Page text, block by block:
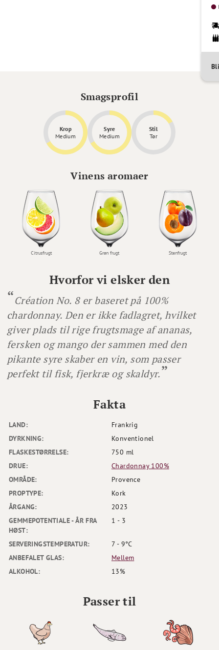
Hvorfor vi elsker den
Création No. 8 er baseret på 100%
chardonnay. Den er ikke fadlagret, hvilket
giver plads til rige frugtsmage af ananas,
fersken og mango der sammen med den
pikante syre skaber en vin, som passer
perfekt til fisk, fjerkræ og skaldyr.
LAND:
Frankrig
DYRKNING:
Konventionel
FLASKESTØRRELSE:
750 ml
DRUE:
Chardonnay 100%
OMRÅDE:
Provence
PROPTYPE:
Kork
ÅRGANG:
2023
GEMMEPOTENTIALE - ÅR FRA
HØST:
1 - 3
SERVERINGSTEMPERATUR:
7 - 9°C
ANBEFALET GLAS:
Mellem
ALKOHOL:
13%
Fakta
Smagsprofil
Krop
Medium
Syre
Medium
Stil
Tør
Vinens aromaer
Citrusfrugt Grøn frugt Stenfrugt
Passer til